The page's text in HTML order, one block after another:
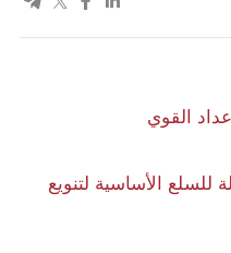
القوي
للسلع الأساسية لتنويع